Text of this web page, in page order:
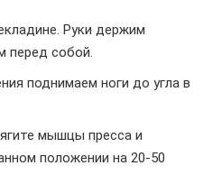
Руки держим
перед собой.
поднимаем ноги до угла в
мышцы пресса и
положении на 20-50